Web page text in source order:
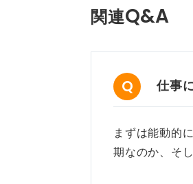
仕事から
人によっては
を左右するよ
私は損得で考
損得で仕事を
関連Q&A
仕事
まずは能動的
期なのか、そ